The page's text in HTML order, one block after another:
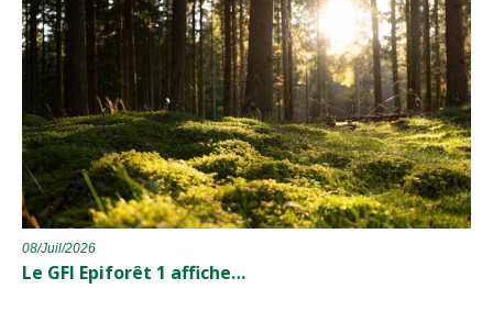
08/Juil/2026
Le GFI Epiforêt 1 affiche…